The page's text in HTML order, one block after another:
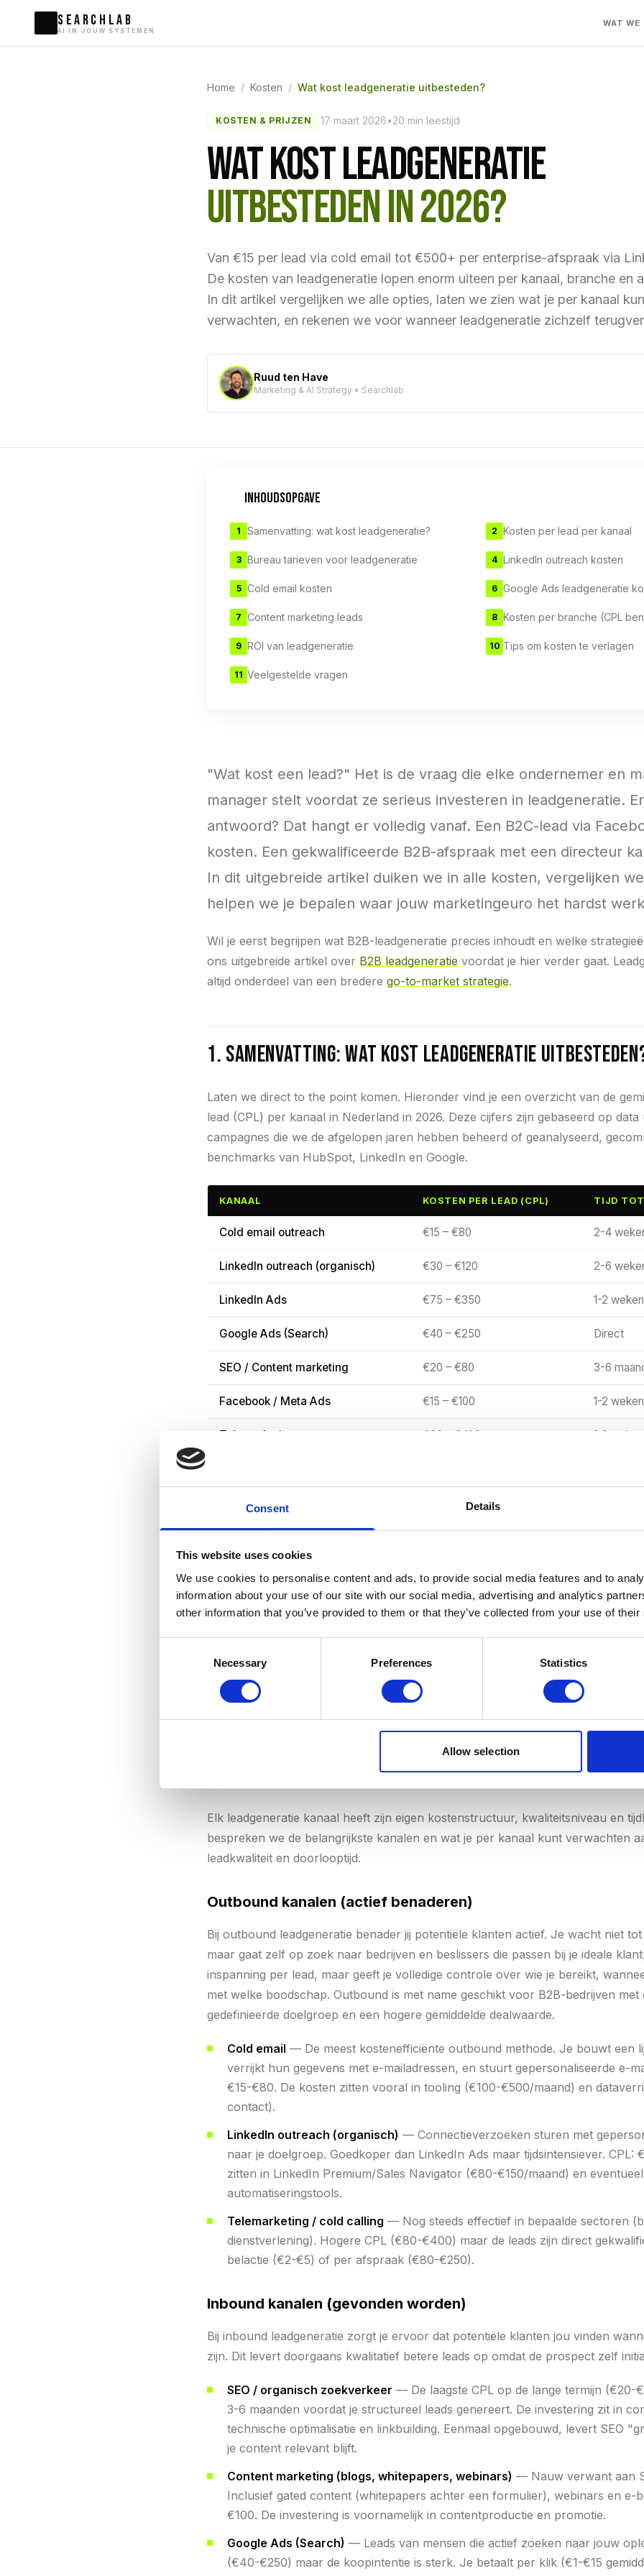
Consent Details
This website uses cookies
We use cookies to personalise content and ads, to provide social media features and to
information about your use of our site with our social media, advertising and analytics
other information that you’ve provided to them or that they’ve collected from your use of
Necessary Preferences Statistics
Allow selection
SEARCHLAB
AI IN JOUW SYSTEMEN
WAT WE
Home / Kosten / Wat kost leadgeneratie uitbesteden?
KOSTEN & PRIJZEN 17 maart 2026•20 min leestijd
WAT KOST LEADGENERATIE
UITBESTEDEN IN 2026?
Van €15 per lead via cold email tot €500+ per enterprise-afspraak via
De kosten van leadgeneratie lopen enorm uiteen per kanaal, branche en
In dit artikel vergelijken we alle opties, laten we zien wat je per kanaal
verwachten, en rekenen we voor wanneer leadgeneratie zichzelf
Ruud ten Have
Marketing & AI Strategy • Searchlab
INHOUDSOPGAVE
1 Samenvatting: wat kost leadgeneratie? 2 Kosten per lead per kanaal
3 Bureau tarieven voor leadgeneratie 4 LinkedIn outreach kosten
5 Cold email kosten 6 Google Ads leadgeneratie
7 Content marketing leads 8 Kosten per branche (CPL
9 ROI van leadgeneratie 10 Tips om kosten te verlagen
11 Veelgestelde vragen
"Wat kost een lead?" Het is de vraag die elke ondernemer en
manager stelt voordat ze serieus investeren in leadgeneratie.
antwoord? Dat hangt er volledig vanaf. Een B2C-lead via
kosten. Een gekwalificeerde B2B-afspraak met een directeur
In dit uitgebreide artikel duiken we in alle kosten, vergelijken
helpen we je bepalen waar jouw marketingeuro het hardst
Wil je eerst begrijpen wat B2B-leadgeneratie precies inhoudt en welke
ons uitgebreide artikel over B2B leadgeneratie voordat je hier verder gaat.
altijd onderdeel van een bredere go-to-market strategie.
1. Samenvatting: wat kost leadgeneratie
Laten we direct to the point komen. Hieronder vind je een overzicht van de
lead (CPL) per kanaal in Nederland in 2026. Deze cijfers zijn gebaseerd op
campagnes die we de afgelopen jaren hebben beheerd of geanalyseerd,
benchmarks van HubSpot, LinkedIn en Google.
KANAAL KOSTEN PER LEAD (CPL) TIJD TOT
Cold email outreach €15 – €80 2-4
LinkedIn outreach (organisch) €30 – €120 2-6
LinkedIn Ads €75 – €350 1-2 weken
Google Ads (Search) €40 – €250 Direct
SEO / Content marketing €20 – €80 3-6
Facebook / Meta Ads €15 – €100 1-2 weken
Telemarketing €80 – €400 1-2 weken
De kernboodschap
De gemiddelde Nederlandse MKB'er besteedt €1.500 tot €5.000 per
leadgeneratie. De kosten per lead variëren van €15 (cold email, B2C)
van €20 die 1% converteert.
2. Kosten per lead per kanaal: het complete
Elk leadgeneratie kanaal heeft zijn eigen kostenstructuur, kwaliteitsniveau en
bespreken we de belangrijkste kanalen en wat je per kanaal kunt verwachten
leadkwaliteit en doorlooptijd.
Outbound kanalen (actief benaderen)
Bij outbound leadgeneratie benader jij potentiële klanten actief. Je wacht niet
maar gaat zelf op zoek naar bedrijven en beslissers die passen bij je ideale
inspanning per lead, maar geeft je volledige controle over wie je bereikt,
met welke boodschap. Outbound is met name geschikt voor B2B-bedrijven met
gedefinieerde doelgroep en een hogere gemiddelde dealwaarde.
Cold email — De meest kostenefficiënte outbound methode. Je bouwt een
verrijkt hun gegevens met e-mailadressen, en stuurt gepersonaliseerde e-
€15-€80. De kosten zitten vooral in tooling (€100-€500/maand) en
contact).
LinkedIn outreach (organisch) — Connectieverzoeken sturen met
naar je doelgroep. Goedkoper dan LinkedIn Ads maar tijdsintensiever. CPL:
zitten in LinkedIn Premium/Sales Navigator (€80-€150/maand) en eventueel
automatiseringstools.
Telemarketing / cold calling — Nog steeds effectief in bepaalde sectoren
dienstverlening). Hogere CPL (€80-€400) maar de leads zijn direct
belactie (€2-€5) of per afspraak (€80-€250).
Inbound kanalen (gevonden worden)
Bij inbound leadgeneratie zorgt je ervoor dat potentiële klanten jou vinden
zijn. Dit levert doorgaans kwalitatief betere leads op omdat de prospect zelf
SEO / organisch zoekverkeer — De laagste CPL op de lange termijn (€20-
3-6 maanden voordat je structureel leads genereert. De investering zit in
technische optimalisatie en linkbuilding. Eenmaal opgebouwd, levert SEO
je content relevant blijft.
Content marketing (blogs, whitepapers, webinars) — Nauw verwant aan
Inclusief gated content (whitepapers achter een formulier), webinars en e-
€100. De investering is voornamelijk in contentproductie en promotie.
Google Ads (Search) — Leads van mensen die actief zoeken naar jouw
(€40-€250) maar de koopintentie is sterk. Je betaalt per klik (€1-€15